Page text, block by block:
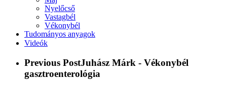
Nyelőcső
Vastagbél
Vékonybél
Tudományos anyagok
Videók
Previous PostJuhász Márk - Vékonybél
gasztroenterológia